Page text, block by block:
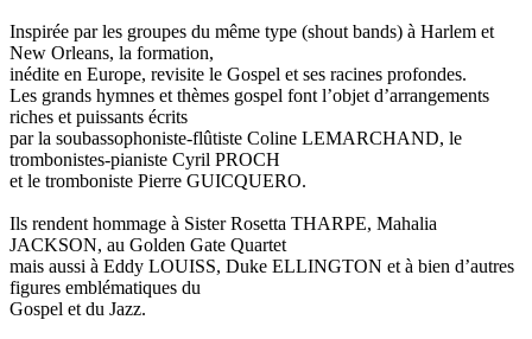
Inspirée par les groupes du même type (shout bands) à Harlem et
New Orleans, la formation,
inédite en Europe, revisite le Gospel et ses racines profondes.
Les grands hymnes et thèmes gospel font l’objet d’arrangements
riches et puissants écrits
par la soubassophoniste-flûtiste Coline LEMARCHAND, le
trombonistes-pianiste Cyril PROCH
et le tromboniste Pierre GUICQUERO.
Ils rendent hommage à Sister Rosetta THARPE, Mahalia
JACKSON, au Golden Gate Quartet
mais aussi à Eddy LOUISS, Duke ELLINGTON et à bien d’autres
figures emblématiques du
Gospel et du Jazz.